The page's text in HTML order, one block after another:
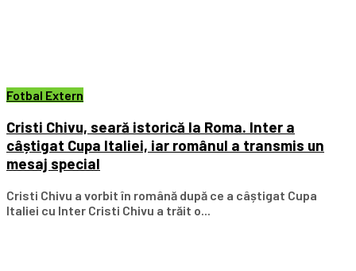
Fotbal Extern
Cristi Chivu, seară istorică la Roma. Inter a
câștigat Cupa Italiei, iar românul a transmis un
mesaj special
Cristi Chivu a vorbit în română după ce a câștigat Cupa
Italiei cu Inter Cristi Chivu a trăit o...